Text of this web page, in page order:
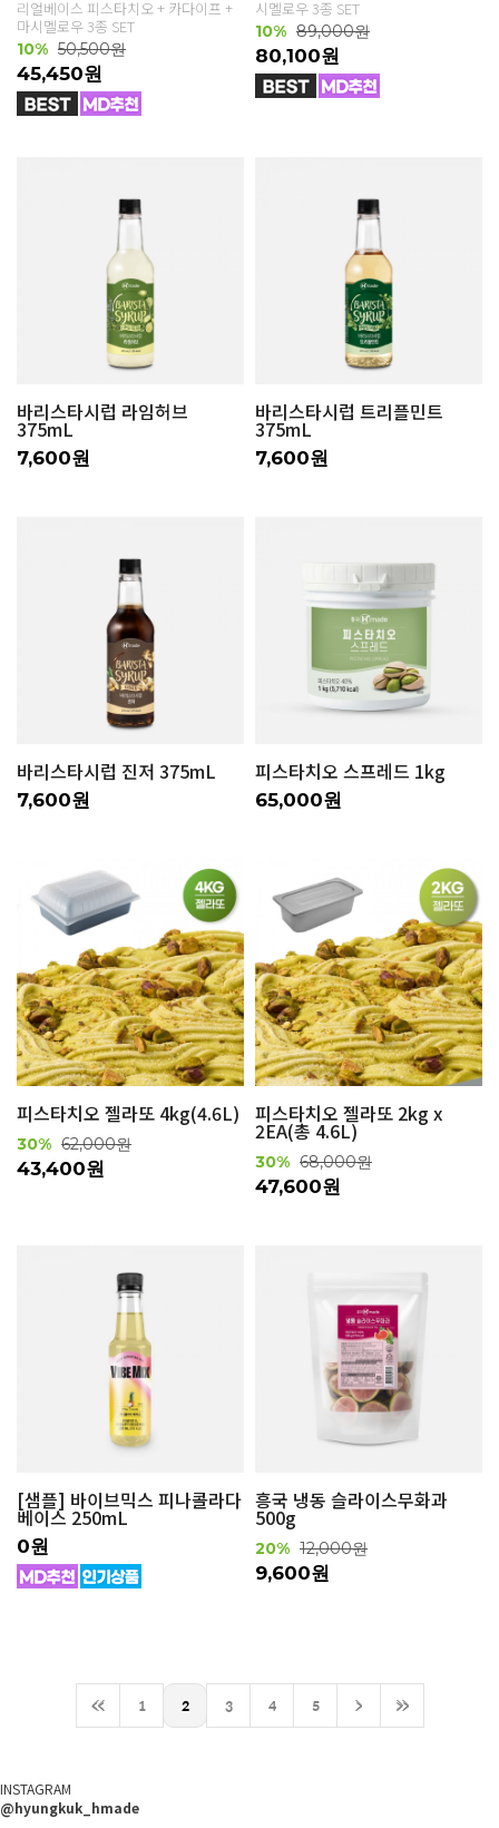
리얼베이스 피스타치오 + 카다이프 +
마시멜로우 3종 SET
10% 50,500원
45,450원
시멜로우 3종 SET
10% 89,000원
80,100원
바리스타시럽 라임허브
375mL
7,600원
바리스타시럽 트리플민트
375mL
7,600원
바리스타시럽 진저 375mL
7,600원
피스타치오 스프레드 1kg
65,000원
피스타치오 젤라또 4kg(4.6L)
30% 62,000원
43,400원
피스타치오 젤라또 2kg x
2EA(총 4.6L)
30% 68,000원
47,600원
[샘플] 바이브믹스 피나콜라다
베이스 250mL
0원
흥국 냉동 슬라이스무화과
500g
20% 12,000원
9,600원
<< 1 2 3 4 5 > >>
INSTAGRAM
@hyungkuk_hmade